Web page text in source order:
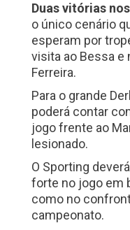
Duas vitórias
o único cenário
esperam por
visita ao Bessa e
Ferreira.
Para o grande
poderá contar
jogo frente ao
lesionado.
O Sporting
forte no jogo em
como no
campeonato.